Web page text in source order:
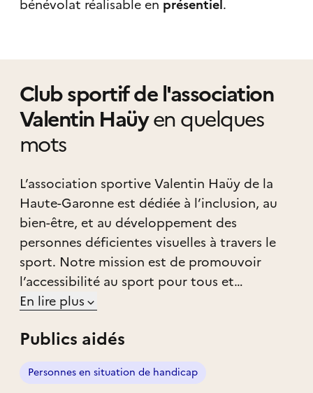
bénévolat réalisable en présentiel.
Club sportif de l'association
Valentin Haüyen quelques
mots
L’association sportive Valentin Haüy de la
Haute-Garonne est dédiée à l’inclusion, au
bien-être, et au développement des
personnes déficientes visuelles à travers le
sport. Notre mission est de promouvoir
l’accessibilité au sport pour tous et
d’encourager nos membres à se dépasser, à
communauté dynamique et bienveillante.
Nous offrons la possibilité de pratiquer deux
En lire plus
Publics aidés
Personnes en situation de handicap